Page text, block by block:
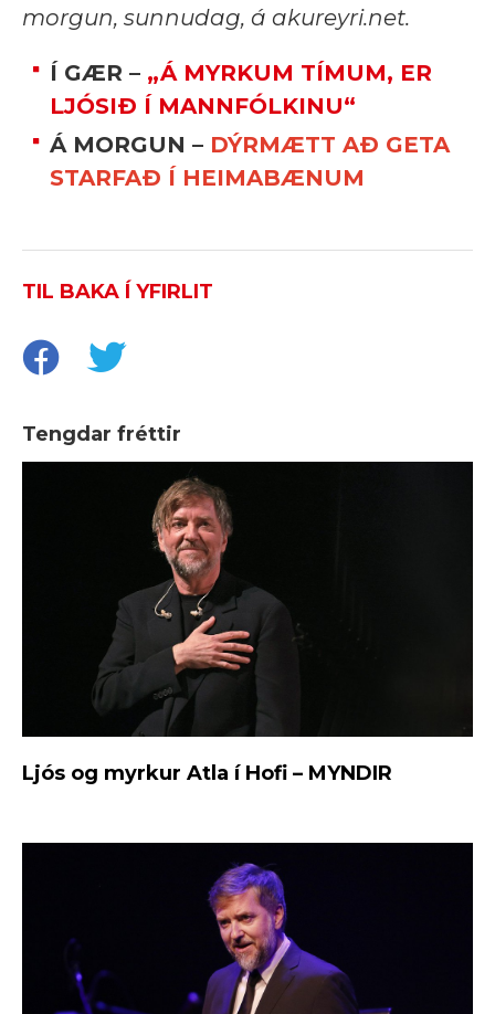
morgun, sunnudag, á akureyri.net.
Í GÆR – „Á MYRKUM TÍMUM, ER
LJÓSIÐ Í MANNFÓLKINU“
Á MORGUN – DÝRMÆTT AÐ GETA
STARFAÐ Í HEIMABÆNUM
TIL BAKA Í YFIRLIT
Tengdar fréttir
Ljós og myrkur Atla í Hofi – MYNDIR